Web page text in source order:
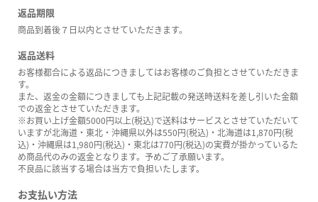
返品期限
商品到着後７日以内とさせていただきます。
返品送料
お客様都合による返品につきましてはお客様のご負担とさせていただきま
す。
また、返金の金額につきましても上記記載の発送時送料を差し引いた金額
での返金とさせていただきます。
※お買い上げ金額5000円以上(税込)で送料はサービスとさせていただいて
いますが北海道・東北・沖縄県以外は550円(税込)・北海道は1,870円(税
込)・沖縄県は1,980円(税込)・東北は770円(税込)の実費が掛かっているた
め商品代のみの返金となります。予めご了承願います。
不良品に該当する場合は当方で負担いたします。
お支払い方法